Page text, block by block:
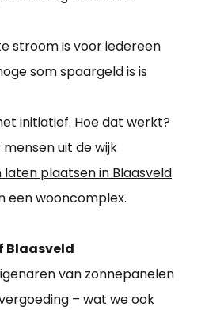
stroom is voor iedereen
som spaargeld is is
initiatief. Hoe dat werkt?
uit de wijk
plaatsen in Blaasveld
een wooncomplex.
Blaasveld
van zonnepanelen
– wat we ook